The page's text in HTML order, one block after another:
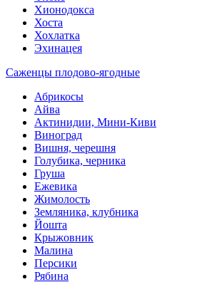
Хионодокса
Хоста
Хохлатка
Эхинацея
Саженцы плодово-ягодные
Абрикосы
Айва
Актинидии, Мини-Киви
Виноград
Вишня, черешня
Голубика, черника
Груша
Ежевика
Жимолость
Земляника, клубника
Йошта
Крыжовник
Малина
Персики
Рябина